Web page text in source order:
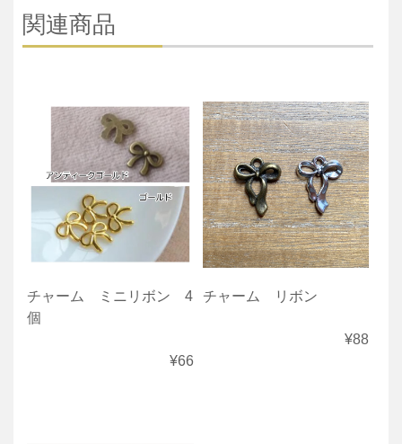
関連商品
チャーム ミニリボン 4
個
¥66
チャーム リボン
¥88